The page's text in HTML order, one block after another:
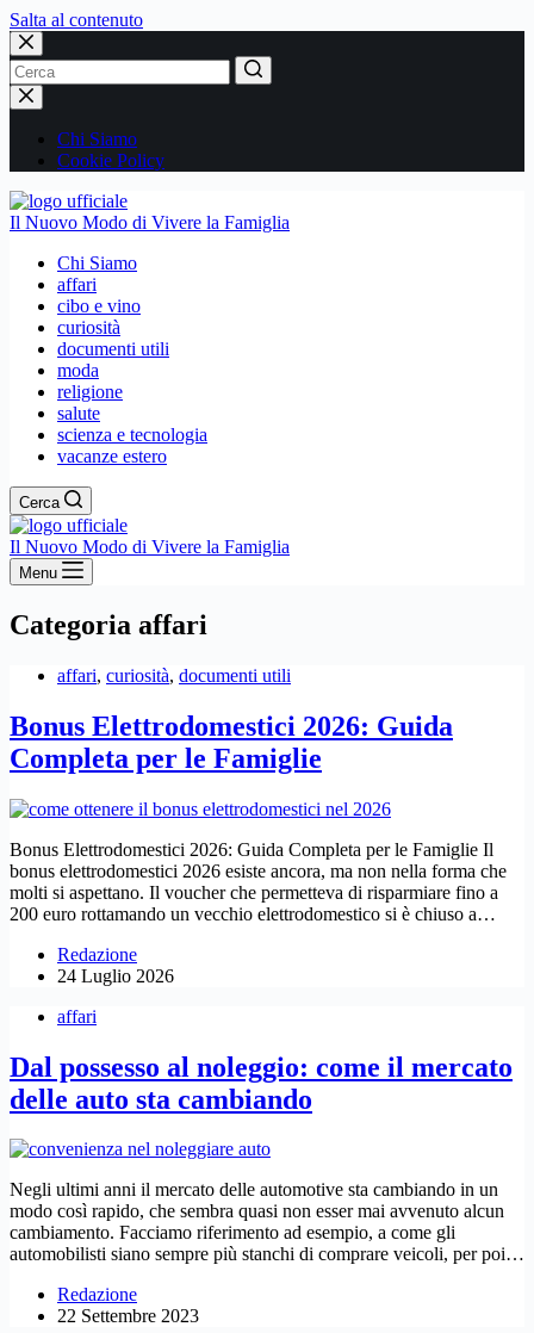
Salta al contenuto
Nessun
risultato
Chi Siamo
Cookie Policy
Il Nuovo Modo di Vivere la Famiglia
Chi Siamo
affari
cibo e vino
curiosità
documenti utili
moda
religione
salute
scienza e tecnologia
vacanze estero
Cerca
Il Nuovo Modo di Vivere la Famiglia
Menu
Categoria affari
affari, curiosità, documenti utili
Bonus Elettrodomestici 2026: Guida
Completa per le Famiglie
Bonus Elettrodomestici 2026: Guida Completa per le Famiglie Il
bonus elettrodomestici 2026 esiste ancora, ma non nella forma che
molti si aspettano. Il voucher che permetteva di risparmiare fino a
200 euro rottamando un vecchio elettrodomestico si è chiuso a…
Redazione
24 Luglio 2026
affari
Dal possesso al noleggio: come il mercato
delle auto sta cambiando
Negli ultimi anni il mercato delle automotive sta cambiando in un
modo così rapido, che sembra quasi non esser mai avvenuto alcun
cambiamento. Facciamo riferimento ad esempio, a come gli
automobilisti siano sempre più stanchi di comprare veicoli, per poi…
Redazione
22 Settembre 2023